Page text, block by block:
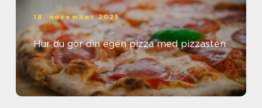
18. november 2025
Hur du gör din egen pizza med pizzasten